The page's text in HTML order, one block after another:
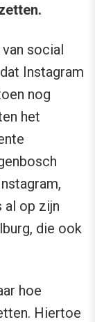
social
Instagram
nog
het
al op zijn
die ook
hoe
Hiertoe